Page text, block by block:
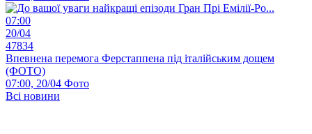
07:00
20/04
47834
Впевнена перемога Ферстаппена під італійським дощем
(ФОТО)
07:00, 20/04 Фото
Всі новини